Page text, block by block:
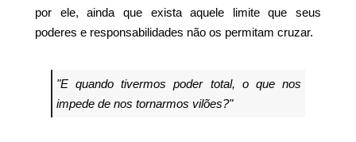
por ele, ainda que exista aquele limite que seus
poderes e responsabilidades não os permitam cruzar.
"E quando tivermos poder total, o que nos
impede de nos tornarmos vilões?"